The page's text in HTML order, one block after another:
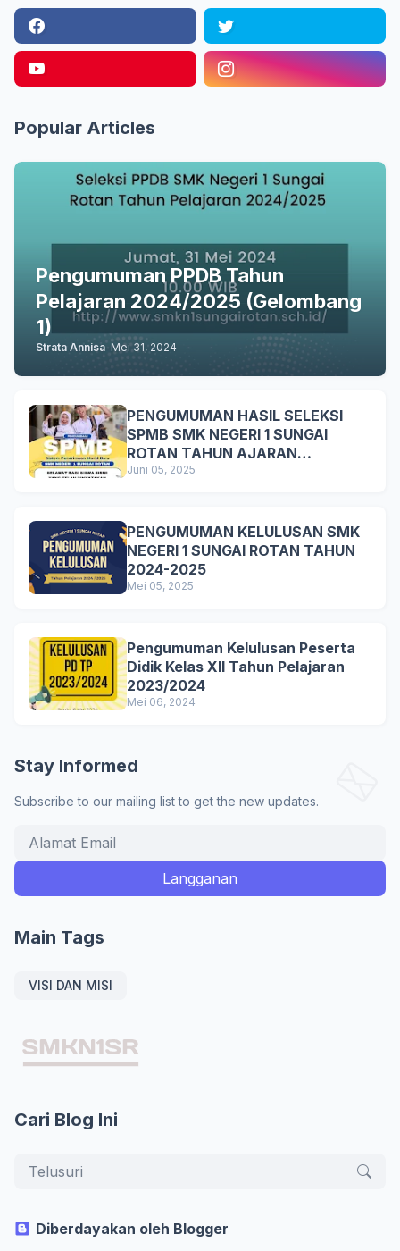
Popular Articles
Pengumuman PPDB Tahun
Pelajaran 2024/2025 (Gelombang
1)
Strata Annisa-Mei 31, 2024
PENGUMUMAN HASIL SELEKSI
SPMB SMK NEGERI 1 SUNGAI
ROTAN TAHUN AJARAN
2025/2026
Juni 05, 2025
PENGUMUMAN KELULUSAN SMK
NEGERI 1 SUNGAI ROTAN TAHUN
2024-2025
Mei 05, 2025
Pengumuman Kelulusan Peserta
Didik Kelas XII Tahun Pelajaran
2023/2024
Mei 06, 2024
Stay Informed
Subscribe to our mailing list to get the new updates.
Main Tags
VISI DAN MISI
Cari Blog Ini
Diberdayakan oleh Blogger